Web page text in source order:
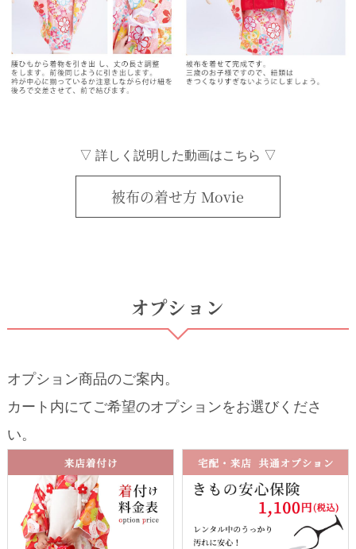
▽ 詳しく説明した動画はこちら ▽
被布の着せ方 Movie
オプション
オプション商品のご案内。
カート内にてご希望のオプションをお選びくださ
い。